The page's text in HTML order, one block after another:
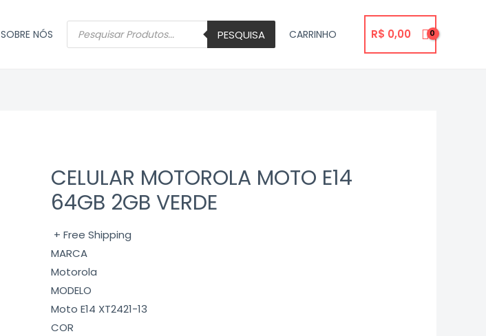
SOBRE NÓS
PESQUISAR
PRODUTOS PESQUISA CARRINHO R$ 0,00
CELULAR MOTOROLA MOTO E14
64GB 2GB VERDE
+ Free Shipping
MARCA
Motorola
MODELO
Moto E14 XT2421-13
COR